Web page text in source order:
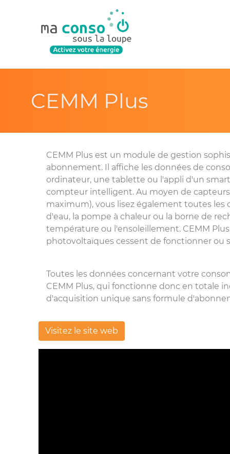
CEMM Plus
CEMM Plus est un module de gestion
abonnement. Il affiche les données de
ordinateur, une tablette ou l'appli d'un
compteur intelligent. Au moyen de
maximum), vous lisez également toutes
d'eau, la pompe à chaleur ou la borne de
température ou l'ensoleillement. CEMM
photovoltaïques cessent de fonctionner ou
Toutes les données concernant votre
CEMM Plus, qui fonctionne donc en totale
d'acquisition unique sans formule
Visitez le site web